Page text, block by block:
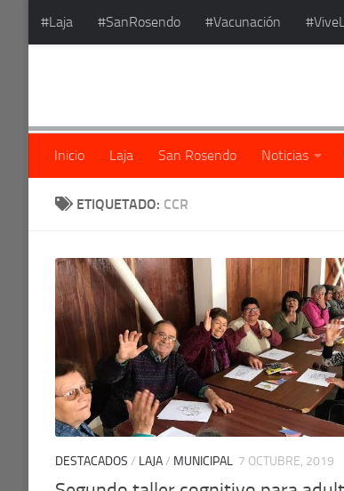
Saltar al contenido
#Laja #SanRosendo #Vacunación
Inicio Laja San Rosendo Noticias
ETIQUETADO: CCR
DESTACADOS / LAJA/ MUNICIPAL 7 OCTUBRE, 2019